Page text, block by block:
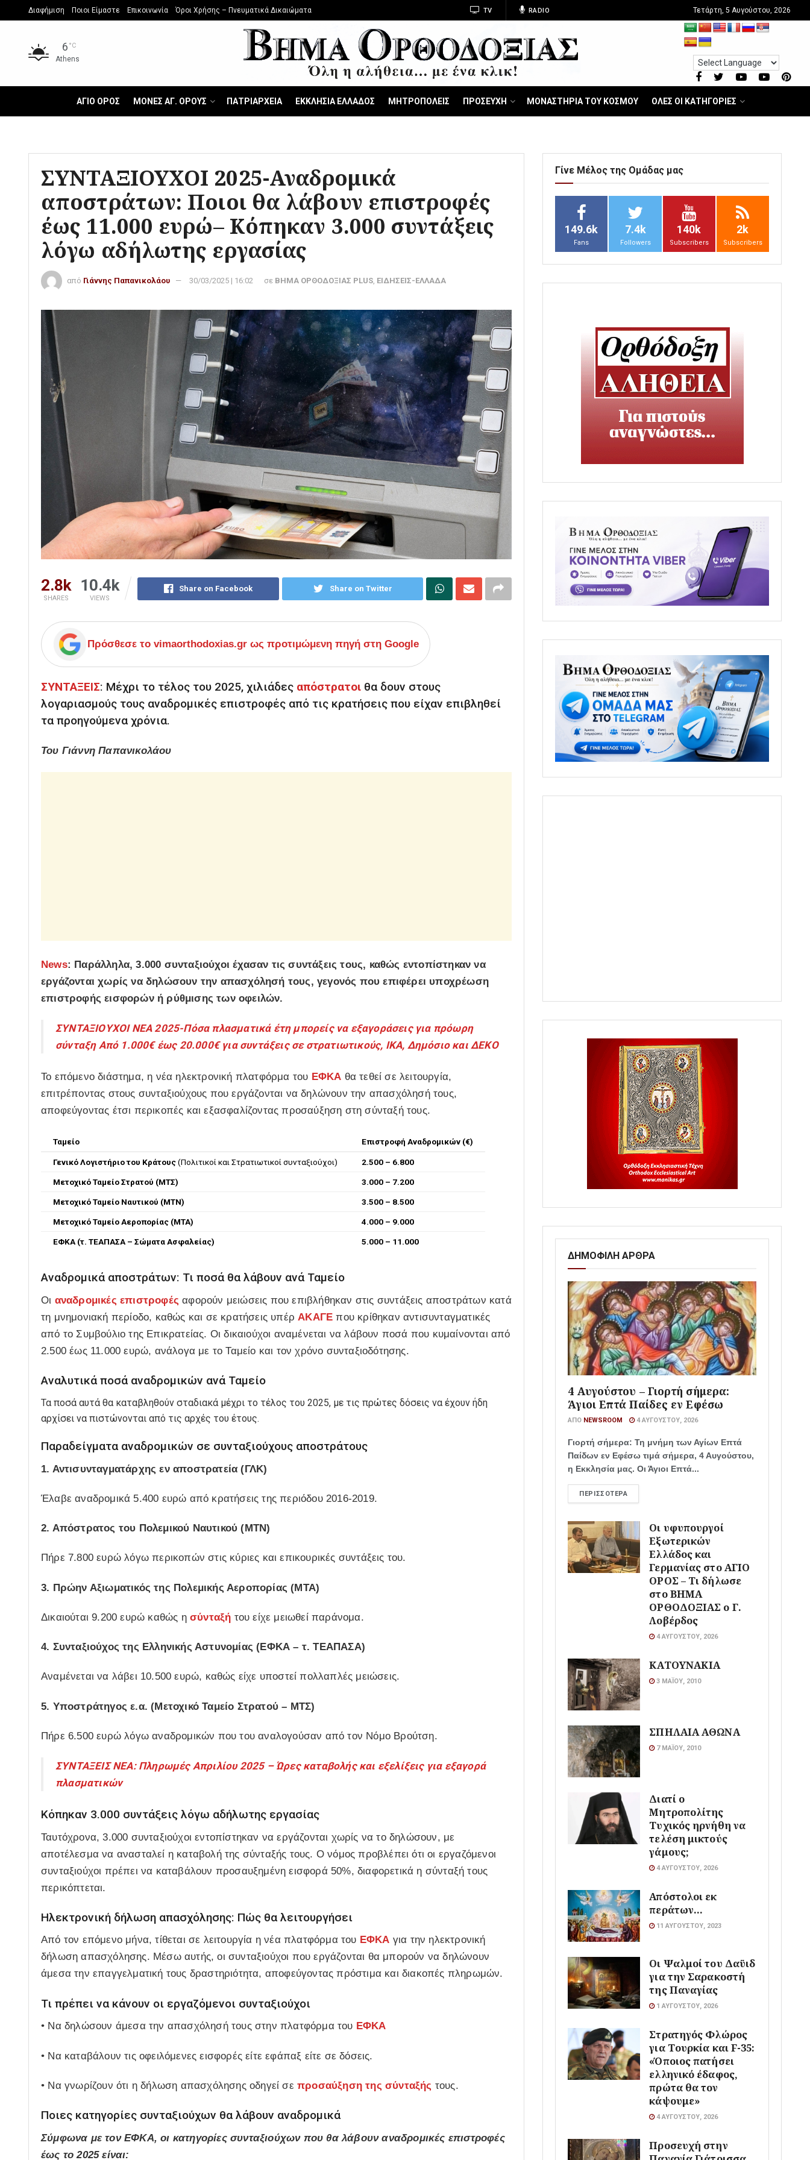
Διαφήμιση Ποιοι Είμαστε Επικοινωνία Όροι Χρήσης – Πνευματικά Δικαιώματα TV RADIO Τετάρτη, 5 Αυγούστου, 2026
6 °C
Athens
ΑΓΙΟ ΟΡΟΣ ΜΟΝΕΣ ΑΓ. ΟΡΟΥΣ ΠΑΤΡΙΑΡΧΕΙΑ ΕΚΚΛΗΣΙΑ ΕΛΛΑΔΟΣ ΜΗΤΡΟΠΟΛΕΙΣ ΠΡΟΣΕΥΧΗ ΜΟΝΑΣΤΗΡΙΑ ΤΟΥ ΚΟΣΜΟΥ ΟΛΕΣ ΟΙ ΚΑΤΗΓΟΡΙΕΣ
ΣΥΝΤΑΞΙΟΥΧΟΙ 2025-Αναδρομικά
αποστράτων: Ποιοι θα λάβουν επιστροφές
έως 11.000 ευρώ– Κόπηκαν 3.000 συντάξεις
λόγω αδήλωτης εργασίας
από Γιάννης Παπανικολάου 30/03/2025 | 16:02 σε ΒΗΜΑ ΟΡΘΟΔΟΞΙΑΣ PLUS ΕΙΔΗΣΕΙΣ-ΕΛΛΑΔΑ
2.8k
SHARES
10.4k
VIEWS
Share on Facebook Share on Twitter
Πρόσθεσε το vimaorthodoxias.gr ως προτιμώμενη πηγή στη Google
ΣΥΝΤΑΞΕΙΣ: Μέχρι το τέλος του 2025, χιλιάδες απόστρατοι θα δουν στους
λογαριασμούς τους αναδρομικές επιστροφές από τις κρατήσεις που είχαν επιβληθεί
τα προηγούμενα χρόνια.
Του Γιάννη Παπανικολάου
News: Παράλληλα, 3.000 συνταξιούχοι έχασαν τις συντάξεις τους, καθώς εντοπίστηκαν να
εργάζονται χωρίς να δηλώσουν την απασχόλησή τους, γεγονός που επιφέρει υποχρέωση
επιστροφής εισφορών ή ρύθμισης των οφειλών.
ΣΥΝΤΑΞΙΟΥΧΟΙ ΝΕΑ 2025-Πόσα πλασματικά έτη μπορείς να εξαγοράσεις για πρόωρη
σύνταξη Από 1.000€ έως 20.000€ για συντάξεις σε στρατιωτικούς, ΙΚΑ, Δημόσιο και ΔΕΚΟ
Το επόμενο διάστημα, η νέα ηλεκτρονική πλατφόρμα του ΕΦΚΑ θα τεθεί σε λειτουργία,
επιτρέποντας στους συνταξιούχους που εργάζονται να δηλώνουν την απασχόλησή τους,
αποφεύγοντας έτσι περικοπές και εξασφαλίζοντας προσαύξηση στη σύνταξή τους.
Ταμείο Επιστροφή Αναδρομικών (€)
Γενικό Λογιστήριο του Κράτους(Πολιτικοί και Στρατιωτικοί συνταξιούχοι) 2.500 – 6.800
Μετοχικό Ταμείο Στρατού (ΜΤΣ) 3.000 – 7.200
Μετοχικό Ταμείο Ναυτικού (ΜΤΝ) 3.500 – 8.500
Μετοχικό Ταμείο Αεροπορίας (ΜΤΑ) 4.000 – 9.000
ΕΦΚΑ (τ. ΤΕΑΠΑΣΑ – Σώματα Ασφαλείας) 5.000 – 11.000
Αναδρομικά αποστράτων: Τι ποσά θα λάβουν ανά Ταμείο
Οι αναδρομικές επιστροφές αφορούν μειώσεις που επιβλήθηκαν στις συντάξεις αποστράτων κατά
τη μνημονιακή περίοδο, καθώς και σε κρατήσεις υπέρΑΚΑΓΕ που κρίθηκαν αντισυνταγματικές
από το Συμβούλιο της Επικρατείας. Οι δικαιούχοι αναμένεται να λάβουν ποσά που κυμαίνονται από
2.500 έως 11.000 ευρώ, ανάλογα με το Ταμείο και τον χρόνο συνταξιοδότησης.
Αναλυτικά ποσά αναδρομικών ανά Ταμείο
Τα ποσά αυτά θα καταβληθούν σταδιακά μέχρι το τέλος του 2025, με τις πρώτες δόσεις να έχουν ήδη
αρχίσει να πιστώνονται από τις αρχές του έτους.
Παραδείγματα αναδρομικών σε συνταξιούχους αποστράτους
1. Αντισυνταγματάρχης εν αποστρατεία (ΓΛΚ)
Έλαβε αναδρομικά 5.400 ευρώ από κρατήσεις της περιόδου 2016-2019.
2. Απόστρατος του Πολεμικού Ναυτικού (ΜΤΝ)
Πήρε 7.800 ευρώ λόγω περικοπών στις κύριες και επικουρικές συντάξεις του.
3. Πρώην Αξιωματικός της Πολεμικής Αεροπορίας (ΜΤΑ)
Δικαιούται 9.200 ευρώ καθώς η σύνταξή του είχε μειωθεί παράνομα.
4. Συνταξιούχος της Ελληνικής Αστυνομίας (ΕΦΚΑ – τ. ΤΕΑΠΑΣΑ)
Αναμένεται να λάβει 10.500 ευρώ, καθώς είχε υποστεί πολλαπλές μειώσεις.
5. Υποστράτηγος ε.α. (Μετοχικό Ταμείο Στρατού – ΜΤΣ)
Πήρε 6.500 ευρώ λόγω αναδρομικών που του αναλογούσαν από τον Νόμο Βρούτση.
ΣΥΝΤΑΞΕΙΣ ΝΕΑ: Πληρωμές Απριλίου 2025 – Ώρες καταβολής και εξελίξεις για εξαγορά
πλασματικών
Κόπηκαν 3.000 συντάξεις λόγω αδήλωτης εργασίας
Ταυτόχρονα, 3.000 συνταξιούχοι εντοπίστηκαν να εργάζονται χωρίς να το δηλώσουν, με
αποτέλεσμα να ανασταλεί η καταβολή της σύνταξής τους. Ο νόμος προβλέπει ότι οι εργαζόμενοι
συνταξιούχοι πρέπει να καταβάλουν προσαυξημένη εισφορά 50%, διαφορετικά η σύνταξή τους
περικόπτεται.
Ηλεκτρονική δήλωση απασχόλησης: Πώς θα λειτουργήσει
Από τον επόμενο μήνα, τίθεται σε λειτουργία η νέα πλατφόρμα του ΕΦΚΑ για την ηλεκτρονική
δήλωση απασχόλησης. Μέσω αυτής, οι συνταξιούχοι που εργάζονται θα μπορούν να δηλώνουν
άμεσα την επαγγελματική τους δραστηριότητα, αποφεύγοντας πρόστιμα και διακοπές πληρωμών.
Τι πρέπει να κάνουν οι εργαζόμενοι συνταξιούχοι
• Να δηλώσουν άμεσα την απασχόλησή τους στην πλατφόρμα του ΕΦΚΑ
• Να καταβάλουν τις οφειλόμενες εισφορές είτε εφάπαξ είτε σε δόσεις.
• Να γνωρίζουν ότι η δήλωση απασχόλησης οδηγεί σε προσαύξηση της σύνταξής τους.
Ποιες κατηγορίες συνταξιούχων θα λάβουν αναδρομικά
Σύμφωνα με τον ΕΦΚΑ, οι κατηγορίες συνταξιούχων που θα λάβουν αναδρομικές επιστροφές
έως το 2025 είναι:
Γίνε Μέλος της Ομάδας μας
149.6k
Fans
7.4k
Followers
140k
Subscribers
2k
Subscribers
ΔΗΜΟΦΙΛΗ ΑΡΘΡΑ
4 Αυγούστου – Γιορτή σήμερα:
Άγιοι Επτά Παίδες εν Εφέσω
ΑΠΌ NEWSROOM 4 ΑΥΓΟΎΣΤΟΥ, 2026
Γιορτή σήμερα: Τη μνήμη των Αγίων Επτά
Παίδων εν Εφέσω τιμά σήμερα, 4 Αυγούστου,
η Εκκλησία μας. Οι Άγιοι Επτά...
ΠΕΡΙΣΣΌΤΕΡΑ
Οι υφυπουργοί
Εξωτερικών
Ελλάδος και
Γερμανίας στο ΑΓΙΟ
ΟΡΟΣ – Τι δήλωσε
στο ΒΗΜΑ
ΟΡΘΟΔΟΞΙΑΣ ο Γ.
Λοβέρδος
4 ΑΥΓΟΎΣΤΟΥ, 2026
ΚΑΤΟΥΝΑΚΙΑ
3 ΜΑΪ́ΟΥ, 2010
ΣΠΗΛΑΙΑ ΑΘΩΝΑ
7 ΜΑΪ́ΟΥ, 2010
Διατί ο
Μητροπολίτης
Τυχικός ηρνήθη να
τελέση μικτούς
γάμους;
4 ΑΥΓΟΎΣΤΟΥ, 2026
Απόστολοι εκ
περάτων…
11 ΑΥΓΟΎΣΤΟΥ, 2023
Οι Ψαλμοί του Δαϋιδ
για την Σαρακοστή
της Παναγίας
1 ΑΥΓΟΎΣΤΟΥ, 2026
Στρατηγός Φλώρος
για Τουρκία και F-35:
«Όποιος πατήσει
ελληνικό έδαφος,
πρώτα θα τον
κάψουμε»
4 ΑΥΓΟΎΣΤΟΥ, 2026
Προσευχή στην